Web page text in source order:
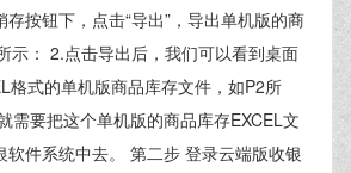
按钮下，点击“导出”，导出单机版的商
示： 2.点击导出后，我们可以看到桌面
格式的单机版商品库存文件，如P2所
需要把这个单机版的商品库存EXCEL文
软件系统中去。 第二步 登录云端版收银